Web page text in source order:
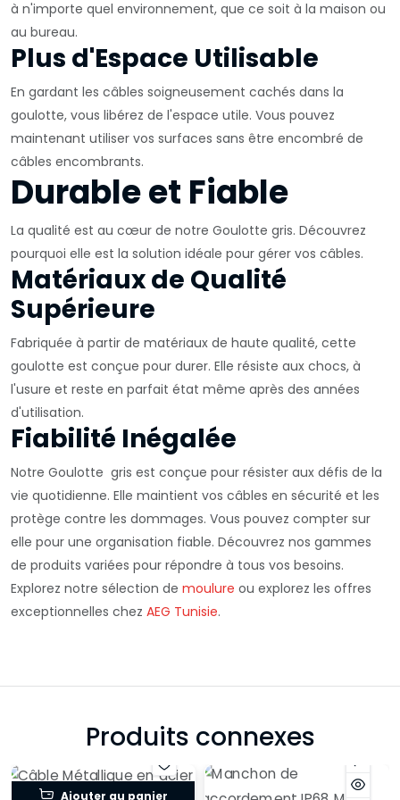
à n'importe quel environnement, que ce soit à la maison ou
au bureau.
Plus d'Espace Utilisable
En gardant les câbles soigneusement cachés dans la
goulotte, vous libérez de l'espace utile. Vous pouvez
maintenant utiliser vos surfaces sans être encombré de
câbles encombrants.
Durable et Fiable
La qualité est au cœur de notre Goulotte gris. Découvrez
pourquoi elle est la solution idéale pour gérer vos câbles.
Matériaux de Qualité
Supérieure
Fabriquée à partir de matériaux de haute qualité, cette
goulotte est conçue pour durer. Elle résiste aux chocs, à
l'usure et reste en parfait état même après des années
d'utilisation.
Fiabilité Inégalée
Notre Goulotte gris est conçue pour résister aux défis de la
vie quotidienne. Elle maintient vos câbles en sécurité et les
protège contre les dommages. Vous pouvez compter sur
elle pour une organisation fiable. Découvrez nos gammes
de produits variées pour répondre à tous vos besoins.
Explorez notre sélection de moulure ou explorez les offres
exceptionnelles chez AEG Tunisie.
Produits connexes
Ajouter au panier